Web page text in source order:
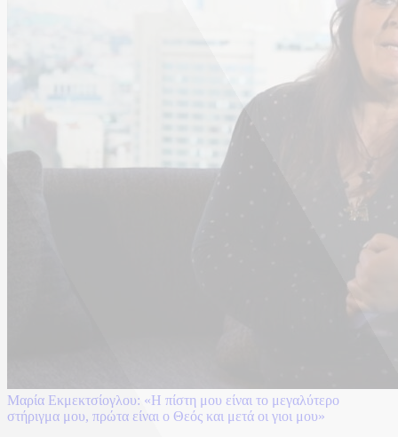
Μαρία Εκμεκτσίογλου: «Η πίστη μου είναι το μεγαλύτερο
στήριγμα μου, πρώτα είναι ο Θεός και μετά οι γιοι μου»